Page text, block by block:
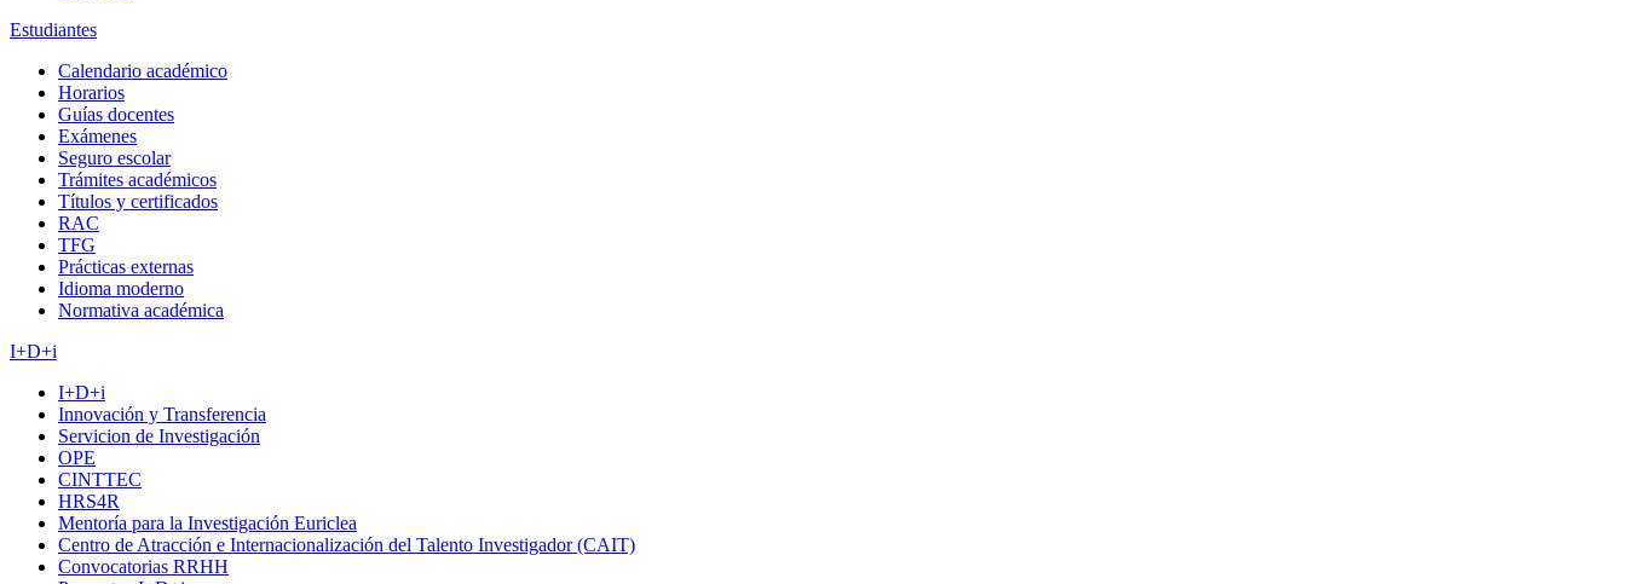
Estudiantes
Calendario académico
Horarios
Guías docentes
Exámenes
Seguro escolar
Trámites académicos
Títulos y certificados
RAC
TFG
Prácticas externas
Idioma moderno
Normativa académica
I+D+i
I+D+i
Innovación y Transferencia
Servicion de Investigación
OPE
CINTTEC
HRS4R
Mentoría para la Investigación Euriclea
Centro de Atracción e Internacionalización del Talento Investigador (CAIT)
Convocatorias RRHH